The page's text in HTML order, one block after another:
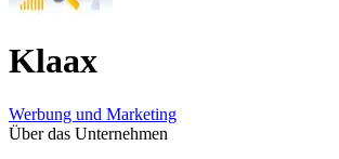
Klaax
Werbung und Marketing
Über das Unternehmen